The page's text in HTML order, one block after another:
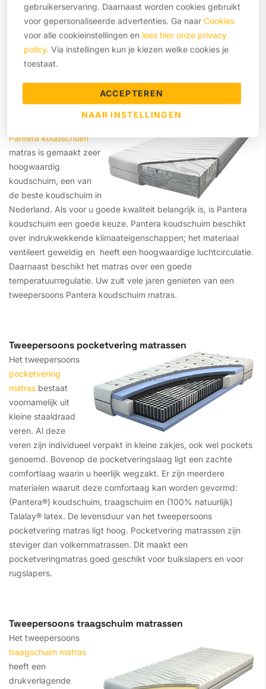
gebruikerservaring. Daarnaast worden cookies gebruikt
voor gepersonaliseerde advertenties. Ga naar Cookies
voor alle cookieinstellingen en lees hier onze privacy
policy. Via instellingen kun je kiezen welke cookies je
toestaat.
ACCEPTEREN
NAAR INSTELLINGEN
verschilt per verkoper. Maar daar hoeft u zich bij ons geen
zorgen over te maken. Als u bij ons een tweepersoons
koudschuim matras koopt bent u verzekerd van uitstekende
klimaat-eigenschapen. Daarnaast heeft het materiaal een lange
levensduur en ligt een koudschuim matras heerlijk.
Tweepersoons Pantera koudschuim matrassen
Pantera koudschuim
matras is gemaakt zeer
hoogwaardig
koudschuim, een van
de beste koudschuim in
Nederland. Als voor u goede kwaliteit belangrijk is, is Pantera
koudschuim een goede keuze. Pantera koudschuim beschikt
over indrukwekkende klimaateigenschappen; het materiaal
ventileert geweldig en heeft een hoogwaardige luchtcirculatie.
Daarnaast beschikt het matras over een goede
temperatuurregulatie. Uw zult vele jaren genieten van een
tweepersoons Pantera koudschuim matras.
Tweepersoons pocketvering matrassen
Het tweepersoons
pocketvering
matras bestaat
voornamelijk uit
kleine staaldraad
veren. Al deze
veren zijn individueel verpakt in kleine zakjes, ook wel pockets
genoemd. Bovenop de pocketveringslaag ligt een zachte
comfortlaag waarin u heerlijk wegzakt. Er zijn meerdere
materialen waaruit deze comfortaag kan worden gevormd:
(Pantera®) koudschuim, traagschuim en (100% natuurlijk)
Talalay® latex. De levensduur van het tweepersoons
pocketvering matras ligt hoog. Pocketvering matrassen zijn
steviger dan volkernmatrassen. Dit maakt een
pocketveringmatras goed geschikt voor buikslapers en voor
rugslapers.
Tweepersoons traagschuim matrassen
Het tweepersoons
traagschuim matras
heeft een
drukverlagende